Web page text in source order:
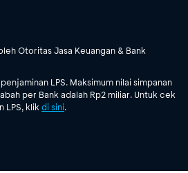
Otoritas Jasa Keuangan & Bank
LPS. Maksimum nilai simpanan
per Bank adalah Rp2 miliar. Untuk cek
LPS, klik di sini.